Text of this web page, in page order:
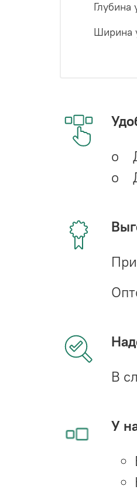
Глубина
Ширина
o
o
В
У